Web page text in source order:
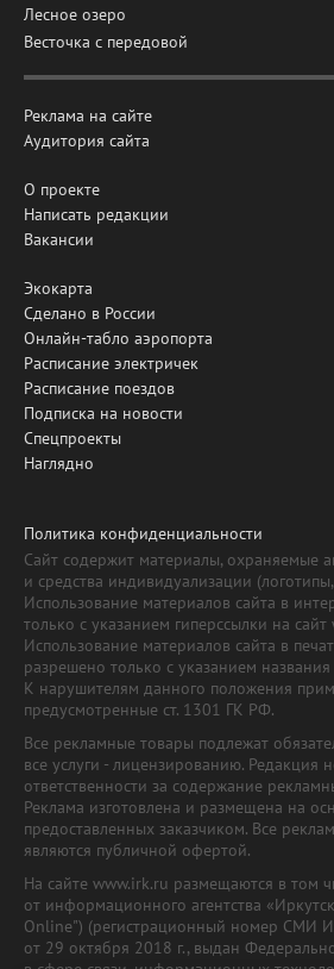
Лесное озеро
Весточка с передовой
Реклама на сайте
Аудитория сайта
О проекте
Написать редакции
Вакансии
Экокарта
Сделано в России
Онлайн-табло аэропорта
Расписание электричек
Расписание поездов
Подписка на новости
Спецпроекты
Наглядно
Политика конфиденциальности
Сайт содержит материалы, охраняемые
и средства индивидуализации
Использование материалов сайта в
только с указанием гиперссылки на
Использование материалов сайта в
разрешено только с указанием
К нарушителям данного положения
предусмотренные ст. 1301 ГК РФ.
Все рекламные товары подлежат
все услуги - лицензированию. Редакция
ответственности за содержание
Реклама изготовлена и размещена на
предоставленных заказчиком. Все
являются публичной офертой.
На сайте www.irk.ru размещаются в том
от информационного агентства
Online") (регистрационный номер СМИ
от 29 октября 2018 г., выдан